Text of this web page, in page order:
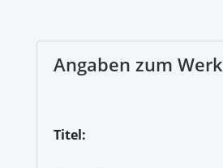
Angaben zum Werk
Titel: